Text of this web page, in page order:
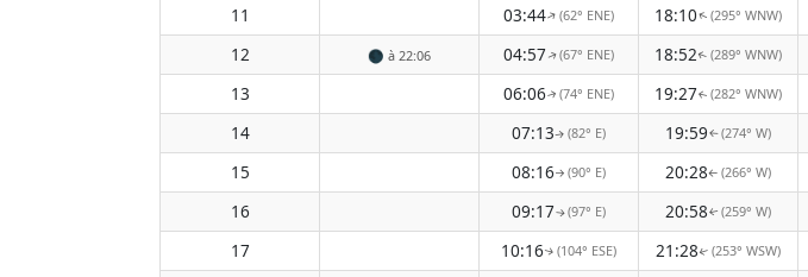
11
03:44↑(62° ENE) 18:10↑(295° WNW)
12
🌑 à 22:06 04:57↑(67° ENE) 18:52↑(289° WNW)
13
06:06↑(74° ENE) 19:27↑(282° WNW)
14
07:13↑(82° E) 19:59↑(274° W)
15
08:16↑ (90° E) 20:28↑(266° W)
16
09:17↑(97° E) 20:58↑(259° W)
17
10:16↑(104° ESE) 21:28↑(253° WSW)